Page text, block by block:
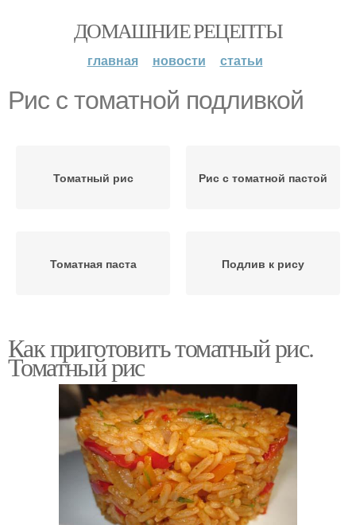
ДОМАШНИЕ РЕЦЕПТЫ
главная новости статьи
Рис с томатной подливкой
Томатный рис Рис с томатной пастой
Томатная паста Подлив к рису
Как приготовить томатный рис.
Томатный рис